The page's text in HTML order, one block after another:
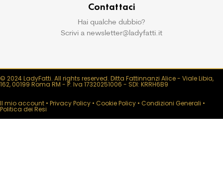
Contattaci
Hai qualche dubbio?
Scrivi a newsletter@ladyfatti.it
© 2024 LadyFatti. All rights reserved. Ditta Fattinnanzi Alice - Viale Libia,
162, 00199 Roma RM - P. Iva 17320251006 - SDI: KRRH6B9
Il mio account • Privacy Policy • Cookie Policy • Condizioni Generali •
Politica dei Resi